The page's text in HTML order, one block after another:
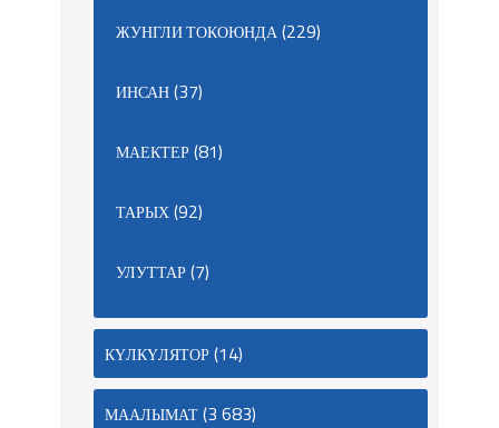
ЖУНГЛИ ТОКОЮНДА(229)
ИНСАН(37)
МАЕКТЕР(81)
ТАРЫХ(92)
УЛУТТАР(7)
КҮЛКҮЛЯТОР(14)
МААЛЫМАТ(3 683)